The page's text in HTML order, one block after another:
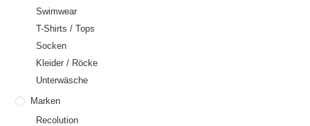
Swimwear
T-Shirts / Tops
Socken
Kleider / Röcke
Unterwäsche
Marken
Recolution